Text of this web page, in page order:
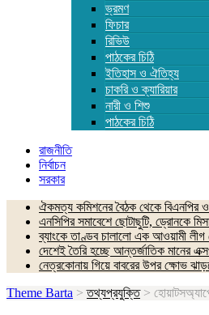
ভ্রমণ
ফিচার
রিভিউ
পাঠকের চিঠি
ইতিহাস ও ঐতিহ্য
চাকরি ও ক্যারিয়ার
নারী ও শিশু
পাঠকের চিঠি
রাজনীতি
নির্বাচন
সরকার
ঐকমত্য কমিশনের বৈঠক থেকে বিএনপির
এনসিপির সমাবেশে ছোটাছুটি, ড্রোনকে
ব্যাংকে তাণ্ডব চালালো এক আওয়ামী লীগ
দেশেই তৈরি হচ্ছে আন্তর্জাতিক মানের
নেত্রকোনায় গিয়ে বাবরের উপর ক্ষোভ
Theme Barta >তথ্যপ্রযুক্তি>